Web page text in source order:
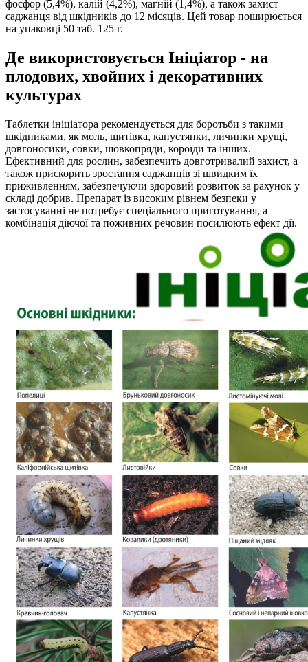
фосфор (5,4%), калій (4,2%), магній (1,4%), а також захист
саджанця від шкідників до 12 місяців. Цей товар поширюється
на упаковці 50 таб. 125 г.
Де використовується Ініціатор - на
плодових, хвойних і декоративних
культурах
Таблетки ініціатора рекомендується для боротьби з такими
шкідниками, як моль, щитівка, капустянки, личинки хрущі,
довгоносики, совки, шовкопряди, короїди та інших.
Ефективний для рослин, забезпечить довготривалий захист, а
також прискорить зростання саджанців зі швидким їх
приживленням, забезпечуючи здоровий розвиток за рахунок у
складі добрив. Препарат із високим рівнем безпеки у
застосуванні не потребує спеціального приготування, а
комбінація діючої та поживних речовин посилюють ефект дії.